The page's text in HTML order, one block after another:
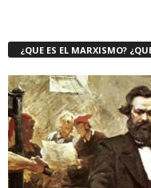
¿QUE ES EL MARXISMO?